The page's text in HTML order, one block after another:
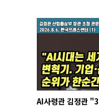
AI사령관 김정관